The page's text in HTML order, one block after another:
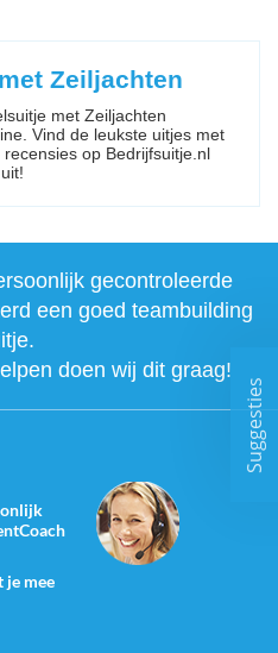
Zeiljachten
met Zeiljachten
Vind de leukste uitjes met
op Bedrijfsuitje.nl
gecontroleerde
een goed teambuilding
doen wij dit graag!
je mee
Suggesties